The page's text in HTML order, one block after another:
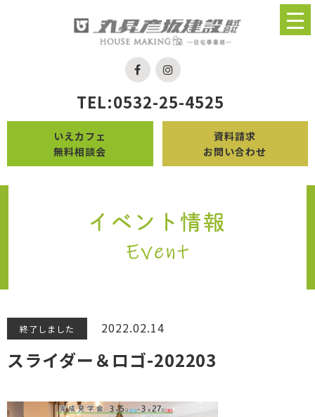
TEL:0532-25-4525
いえカフェ
無料相談会
資料請求
お問い合わせ
終了しました 2022.02.14
スライダー＆ロゴ-202203